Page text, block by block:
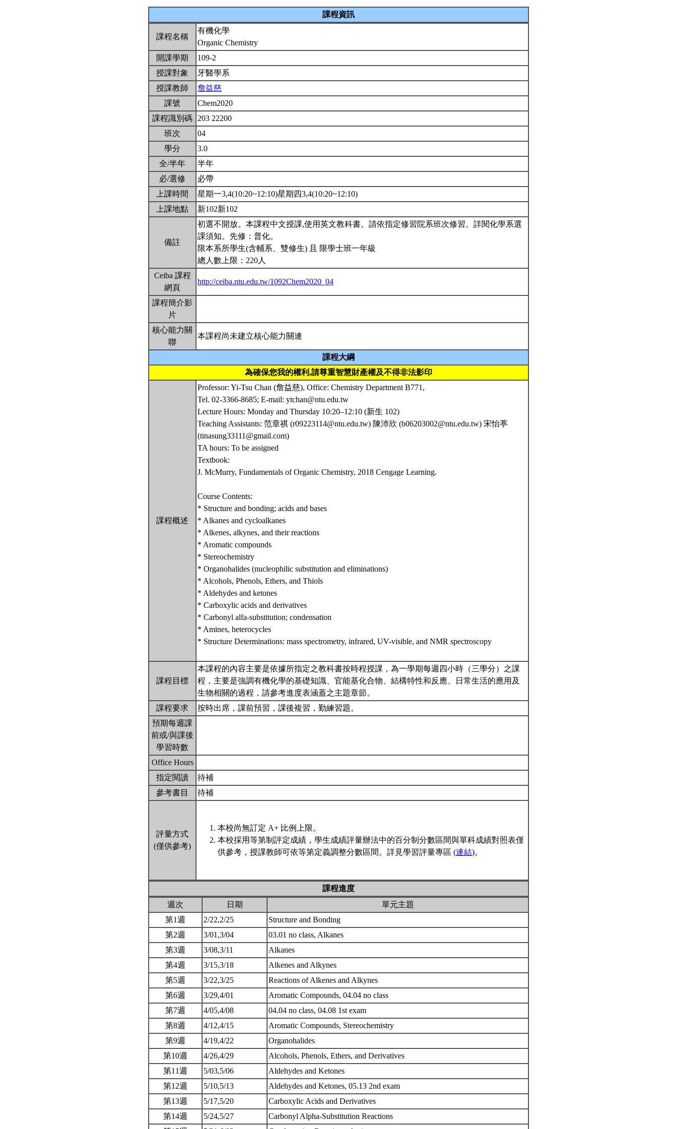
課程資訊
課程名稱
有機化學
Organic Chemistry
開課學期
109-2
授課對象
牙醫學系
授課教師
詹益慈
課號
Chem2020
課程識別碼
203 22200
班次
04
學分
3.0
全/半年
半年
必/選修
必帶
上課時間
星期一3,4(10:20~12:10)星期四3,4(10:20~12:10)
上課地點
新102新102
備註
初選不開放。本課程中文授課,使用英文教科書。請依指定修習院系班次修習。詳閱化學系選
課須知。先修：普化。
限本系所學生(含輔系、雙修生) 且 限學士班一年級
總人數上限：220人
Ceiba 課程
網頁
http://ceiba.ntu.edu.tw/1092Chem2020_04
課程簡介影
片
核心能力關
聯
本課程尚未建立核心能力關連
課程大綱
為確保您我的權利,請尊重智慧財產權及不得非法影印
課程概述
Professor: Yi-Tsu Chan (詹益慈), Office: Chemistry Department B771,
Tel. 02-3366-8685; E-mail: ytchan@ntu.edu.tw
Lecture Hours: Monday and Thursday 10:20–12:10 (新生 102)
Teaching Assistants: 范章祺 (r09223114@ntu.edu.tw) 陳沛欣 (b06203002@ntu.edu.tw) 宋怡葶
(tinasung33111@gmail.com)
TA hours: To be assigned
Textbook:
J. McMurry, Fundamentals of Organic Chemistry, 2018 Cengage Learning.
Course Contents:
* Structure and bonding; acids and bases
* Alkanes and cycloalkanes
* Alkenes, alkynes, and their reactions
* Aromatic compounds
* Stereochemistry
* Organohalides (nucleophilic substitution and eliminations)
* Alcohols, Phenols, Ethers, and Thiols
* Aldehydes and ketones
* Carboxylic acids and derivatives
* Carbonyl alfa-substitution; condensation
* Amines, heterocycles
* Structure Determinations: mass spectrometry, infrared, UV-visible, and NMR spectroscopy
課程目標
本課程的內容主要是依據所指定之教科書按時程授課，為一學期每週四小時（三學分）之課
程，主要是強調有機化學的基礎知識、官能基化合物、結構特性和反應、日常生活的應用及
生物相關的過程，請參考進度表涵蓋之主題章節。
課程要求
按時出席，課前預習，課後複習，勤練習題。
預期每週課
前或/與課後
學習時數
Office Hours
指定閱讀
待補
參考書目
待補
評量方式
(僅供參考)
本校尚無訂定 A+ 比例上限。
本校採用等第制評定成績，學生成績評量辦法中的百分制分數區間與單科成績對照表僅
供參考，授課教師可依等第定義調整分數區間。詳見學習評量專區 (連結)。
課程進度
週次
日期
單元主題
第1週
2/22,2/25
Structure and Bonding
第2週
3/01,3/04
03.01 no class, Alkanes
第3週
3/08,3/11
Alkanes
第4週
3/15,3/18
Alkenes and Alkynes
第5週
3/22,3/25
Reactions of Alkenes and Alkynes
第6週
3/29,4/01
Aromatic Compounds, 04.04 no class
第7週
4/05,4/08
04.04 no class, 04.08 1st exam
第8週
4/12,4/15
Aromatic Compounds, Stereochemistry
第9週
4/19,4/22
Organohalides
第10週
4/26,4/29
Alcohols, Phenols, Ethers, and Derivatives
第11週
5/03,5/06
Aldehydes and Ketones
第12週
5/10,5/13
Aldehydes and Ketones, 05.13 2nd exam
第13週
5/17,5/20
Carboxylic Acids and Derivatives
第14週
5/24,5/27
Carbonyl Alpha-Substitution Reactions